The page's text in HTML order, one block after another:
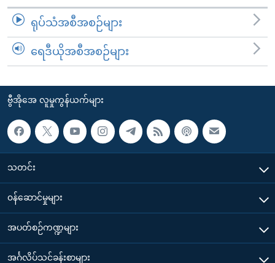
ရုပ်သံအစီအစဉ်များ
ရေဒီယိုအစီအစဉ်များ
ဗွီအိုအေ လူမှုကွန်ယက်များ
သတင်း
၀န်ဆောင်မှုများ
အပတ်စဉ်ကဏ္ဍများ
အင်္ဂလိပ်သင်ခန်းစာများ